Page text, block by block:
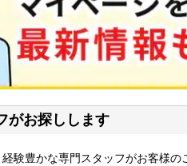
がお探しします
験豊かな専門スタッフがお客様の